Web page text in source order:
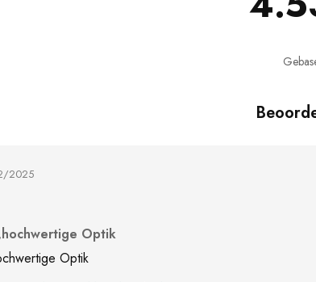
2025
Optik
Optik